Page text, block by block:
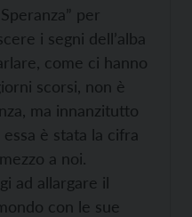
per
i segni dell’alba
come ci hanno
scorsi, non è
ma innanzitutto
è stata la cifra
a noi.
ad allargare il
con le sue